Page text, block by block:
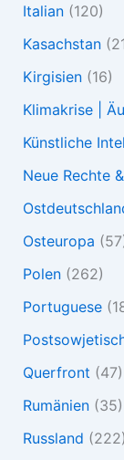
Italian(120)
Kasachstan
Kirgisien(16)
Klimakrise |
Künstliche
Neue Rechte
Osteuropa
Polen(262)
Portuguese
Querfront (47)
Rumänien(35)
Russland (222)